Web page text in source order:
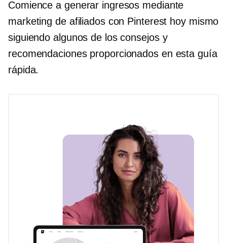
Comience a generar ingresos mediante
marketing de afiliados con Pinterest hoy mismo
siguiendo algunos de los consejos y
recomendaciones proporcionados en esta guía
rápida.